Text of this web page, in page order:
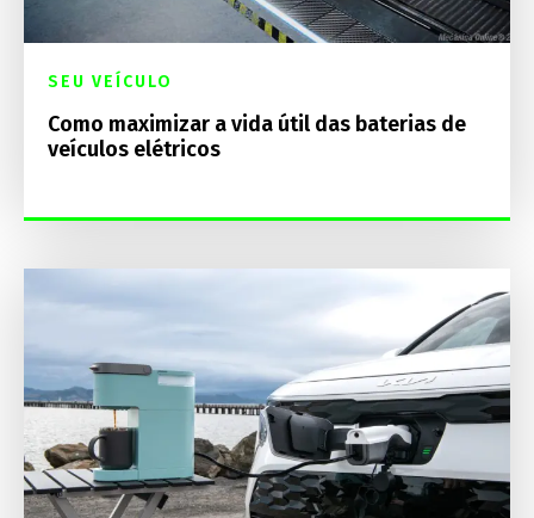
SEU VEÍCULO
Como maximizar a vida útil das baterias de
veículos elétricos